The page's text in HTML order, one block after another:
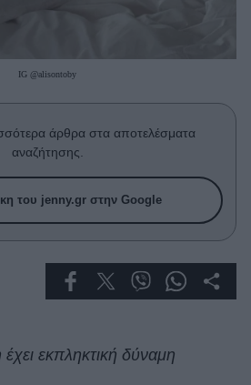
IG @alisontoby
άρθρα στα αποτελέσματα
αναζήτησης.
του jenny.gr στην Google
εκπληκτική δύναμη